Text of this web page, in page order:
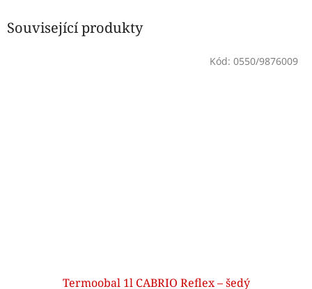
Související produkty
Termoobal 1l CABRIO Reflex – šedý
Kód: 0550/9876009